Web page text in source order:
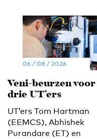
06 / 08 / 2026
Veni-beurzen voor
drie UT’ers
UT’ers Tom Hartman
(EEMCS), Abhishek
Purandare (ET) en